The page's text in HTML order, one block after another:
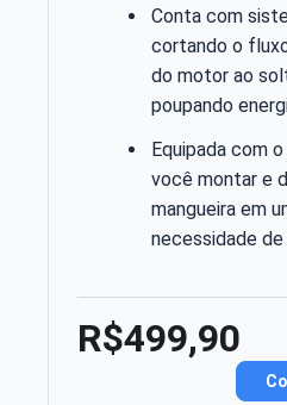
Conta com
cortando o
do motor ao
poupando
Equipada com
você montar e
mangueira em
necessidade
R$499,90